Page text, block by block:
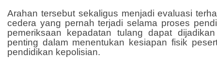
Arahan tersebut sekaligus menjadi evaluasi
cedera yang pernah terjadi selama proses
pemeriksaan kepadatan tulang dapat
penting dalam menentukan kesiapan fisik
pendidikan kepolisian.